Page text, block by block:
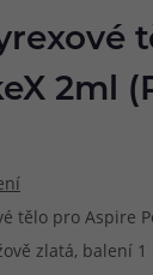
2ml
tělo pro Aspire
zlatá, balení 1